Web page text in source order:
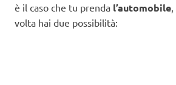
è il caso che tu prenda l’automobile
volta hai due possibilità: